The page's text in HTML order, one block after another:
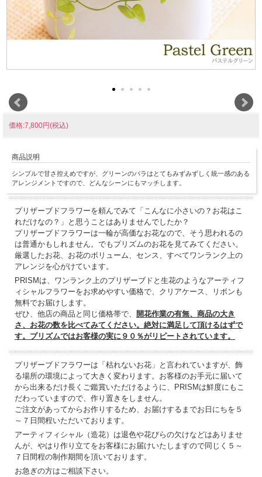
価格:7,800円(税込)
商品説明
シンプルで甘さ控えめですが、グリーンのバラはとてもみずみずしく統一感のある
アレンジメントですので、どんなシーンにもマッチします。
プリザーブドフラワーを頼んでみて「こんなに小さいの？お花はこ
れだけなの？」と思うことはありませんでしたか？
プリザーブドフラワーは一輪が高価なお花なので、そう思われるの
は普通かもしれません。でもプリズムのお花を見てみてください。
厳選したお花、お花のボリューム、センス、すべてワンランク上の
アレンジを心がけています。
PRISMは、ワンランク上のプリザーブドと生花のようなアーティフ
ィシャルフラワーをお求めやすい価格で、クリアケース、リボンも
無料でお届けします。
ぜひ、他店の商品と同じ価格帯で、
開花作業の有無、商品の大き
さ、お花の数を比べてみてください。絶対に満足して頂けるはずで
す。プリズムではお客様の実に９０％がリピートされています。
プリザーブドフラワーは「枯れないお花」と言われていますが、飾
る場所の環境によって大きく変わります。お客様のお手元に届いて
から出来るだけ長くご鑑賞いただけるように、PRISMは鮮度にもこ
だわっていますので、作り置きをしません。
ご注文があってからお作りするため、お届けするまでお日にちを５
～７日間程いただいております。
アーティフィシャル（造花）は退色や花びらの欠けなどはありませ
んが、やはり作り立てをお客様にお届けいたしますので同じく５～
７日間程の制作期間を頂いております。
お急ぎの方はご相談下さい。